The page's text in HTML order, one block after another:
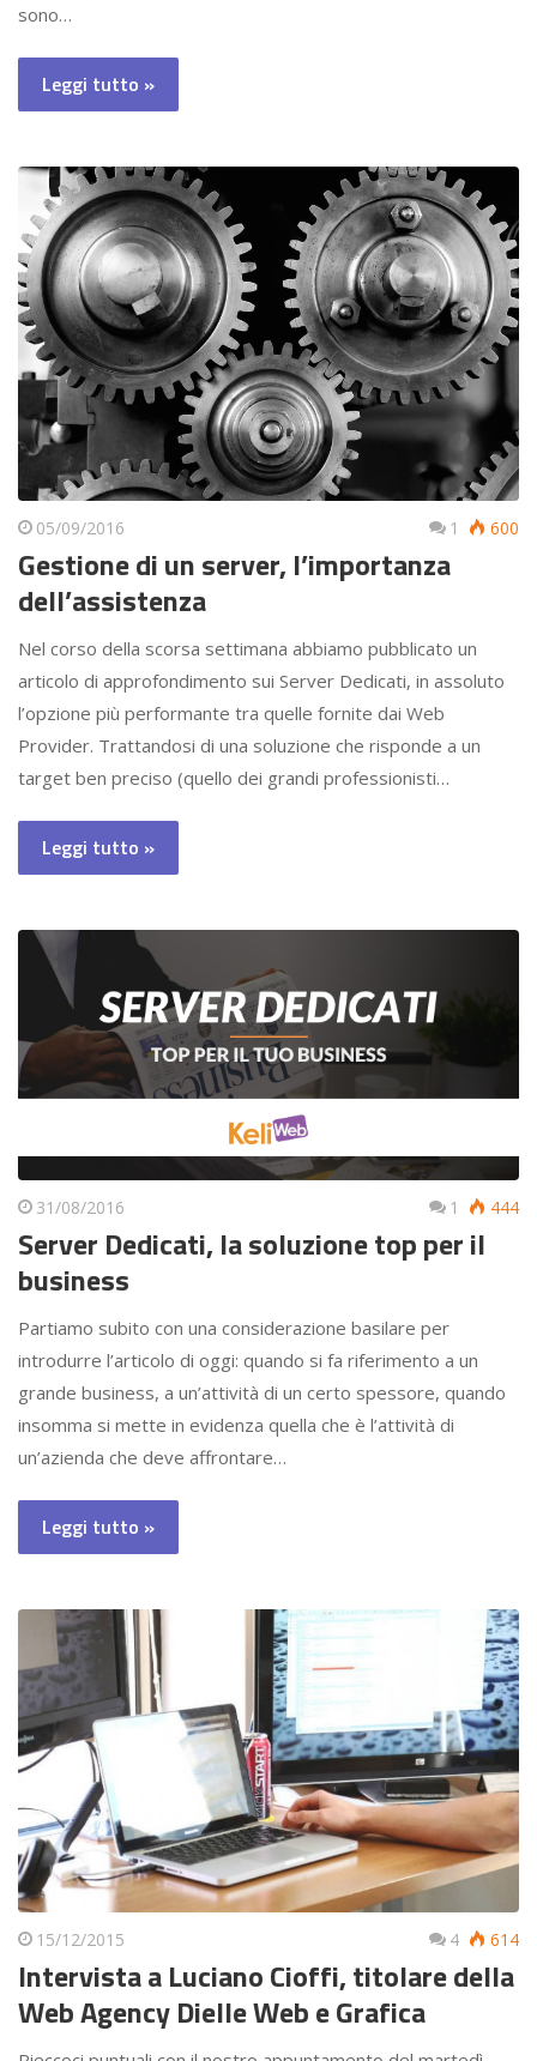
sono…
Leggi tutto »
05/09/2016 1 600
Gestione di un server, l’importanza
dell’assistenza
Nel corso della scorsa settimana abbiamo pubblicato un
articolo di approfondimento sui Server Dedicati, in assoluto
l’opzione più performante tra quelle fornite dai Web
Provider. Trattandosi di una soluzione che risponde a un
target ben preciso (quello dei grandi professionisti…
Leggi tutto »
31/08/2016 1 444
Server Dedicati, la soluzione top per il
business
Partiamo subito con una considerazione basilare per
introdurre l’articolo di oggi: quando si fa riferimento a un
grande business, a un’attività di un certo spessore, quando
insomma si mette in evidenza quella che è l’attività di
un’azienda che deve affrontare…
Leggi tutto »
15/12/2015 4 614
Intervista a Luciano Cioffi, titolare della
Web Agency Dielle Web e Grafica